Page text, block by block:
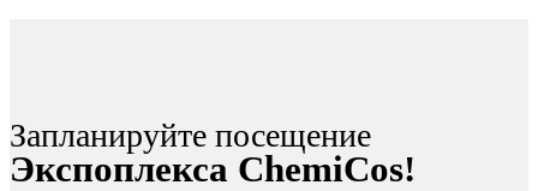
Запланируйте посещение
Экспоплекса ChemiCos!